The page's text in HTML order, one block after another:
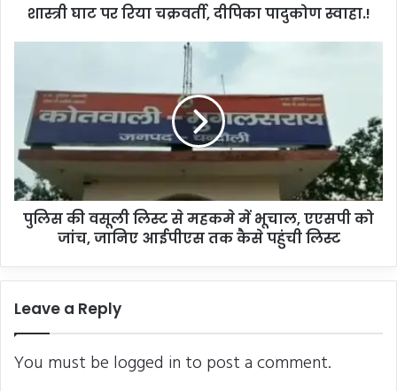
शास्त्री घाट पर रिया चक्रवर्ती, दीपिका पादुकोण स्वाहा.!
वसूली
लिस्ट
महकमे
में
भूचाल,
एएसपी
को
कैसे
पुलिस की वसूली लिस्ट से महकमे में भूचाल, एएसपी को
जांच, जानिए आईपीएस तक कैसे पहुंची लिस्ट
Leave a Reply
You must be logged in to post a comment.